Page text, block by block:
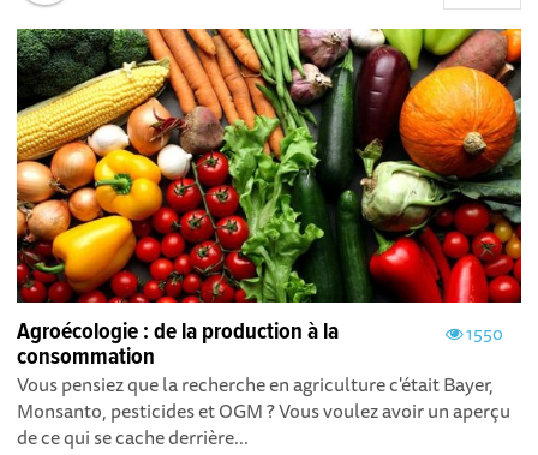
1550
Agroécologie : de la production à la
consommation
Vous pensiez que la recherche en agriculture c'était Bayer,
Monsanto, pesticides et OGM ? Vous voulez avoir un aperçu
de ce qui se cache derrière...